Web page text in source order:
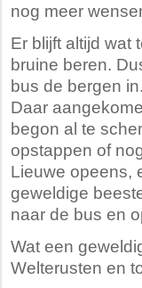
nog meer
Er blijft altijd wat
bruine beren.
bus de bergen
Daar
begon al te
opstappen of
Lieuwe opeens,
geweldige
naar de bus en
Wat een
Welterusten en